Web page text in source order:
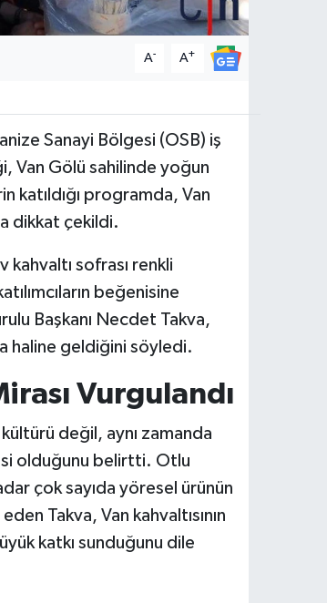
A- A+
Sanayi Bölgesi (OSB) iş
Van Gölü sahilinde yoğun
katıldığı programda, Van
dikkat çekildi.
sofrası renkli
beğenisine
Başkanı Necdet Takva,
haline geldiğini söyledi.
Vurgulandı
değil, aynı zamanda
olduğunu belirtti. Otlu
çok sayıda yöresel ürünün
Takva, Van kahvaltısının
katkı sunduğunu dile